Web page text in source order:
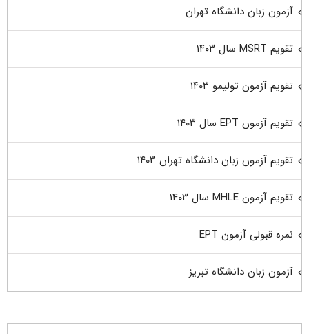
آزمون زبان دانشگاه تهران
تقویم MSRT سال ۱۴۰۳
تقویم آزمون تولیمو ۱۴۰۳
تقویم آزمون EPT سال ۱۴۰۳
تقویم آزمون زبان دانشگاه تهران ۱۴۰۳
تقویم آزمون MHLE سال ۱۴۰۳
نمره قبولی آزمون EPT
آزمون زبان دانشگاه تبریز